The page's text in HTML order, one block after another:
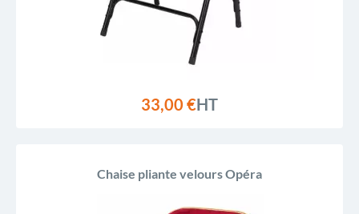
33,00 €HT
Chaise pliante velours Opéra